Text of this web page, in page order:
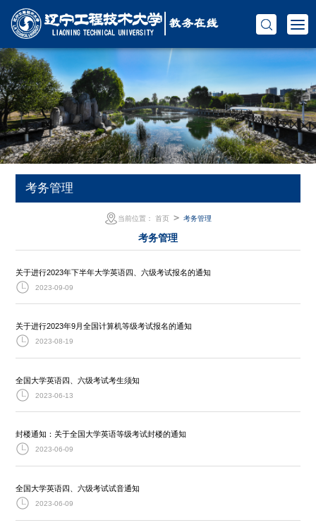
考务管理
当前位置： 首页 ＞ 考务管理
考务管理
关于进行2023年下半年大学英语四、六级考试报名的通知
2023-09-09
关于进行2023年9月全国计算机等级考试报名的通知
2023-08-19
全国大学英语四、六级考试考生须知
2023-06-13
封楼通知：关于全国大学英语等级考试封楼的通知
2023-06-09
全国大学英语四、六级考试试音通知
2023-06-09